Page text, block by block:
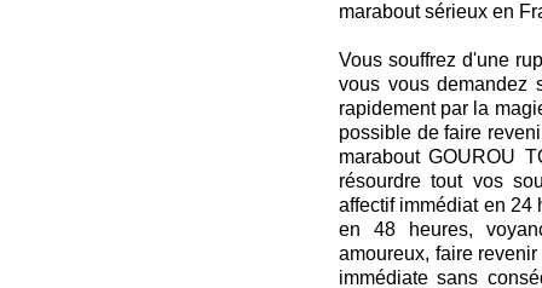
marabout sérieux en
Vous souffrez d'une
vous vous demandez
rapidement par la
possible de faire
marabout GOUROU
résourdre tout vos
affectif immédiat en 24
en 48 heures,
amoureux, faire
immédiate sans